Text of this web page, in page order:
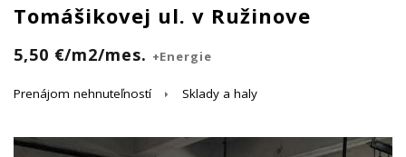
Tomášikovej ul. v Ružinove
5,50 €/m2/mes. +Energie
Prenájom nehnuteľností Sklady a haly